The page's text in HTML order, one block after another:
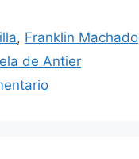
, Franklin Machado
de Antier